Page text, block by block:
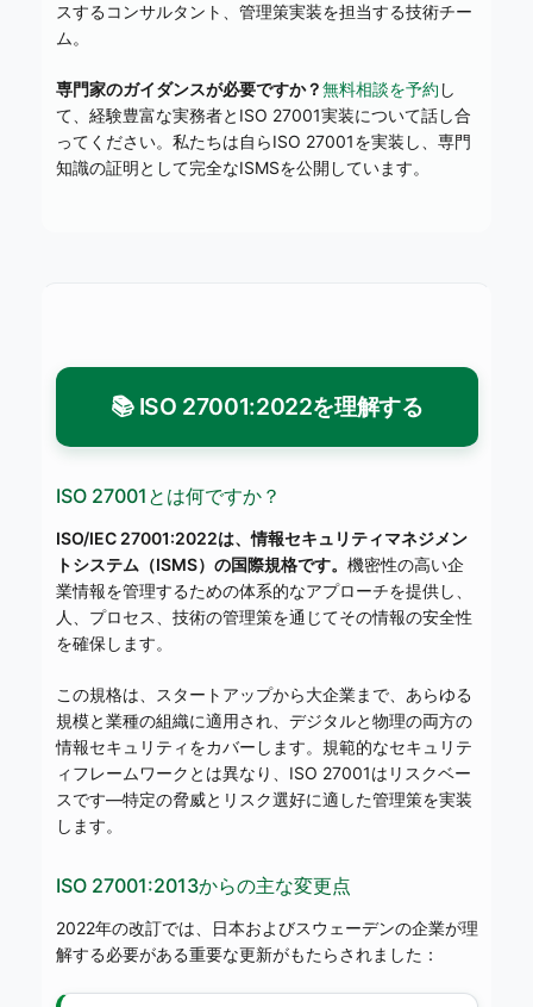
スするコンサルタント、管理策実装を担当する技術チー
ム。
専門家のガイダンスが必要ですか？無料相談を予約 し
て、経験豊富な実務者とISO 27001実装について話し合
ってください。私たちは自らISO 27001を実装し、専門
知識の証明として完全なISMSを公開しています。
📚 ISO 27001:2022を理解する
ISO 27001とは何ですか？
ISO/IEC 27001:2022は、情報セキュリティマネジメン
トシステム（ISMS）の国際規格です。 機密性の高い企
業情報を管理するための体系的なアプローチを提供し、
人、プロセス、技術の管理策を通じてその情報の安全性
を確保します。
この規格は、スタートアップから大企業まで、あらゆる
規模と業種の組織に適用され、デジタルと物理の両方の
情報セキュリティをカバーします。規範的なセキュリテ
ィフレームワークとは異なり、ISO 27001はリスクベー
スです—特定の脅威とリスク選好に適した管理策を実装
します。
ISO 27001:2013からの主な変更点
2022年の改訂では、日本およびスウェーデンの企業が理
解する必要がある重要な更新がもたらされました：